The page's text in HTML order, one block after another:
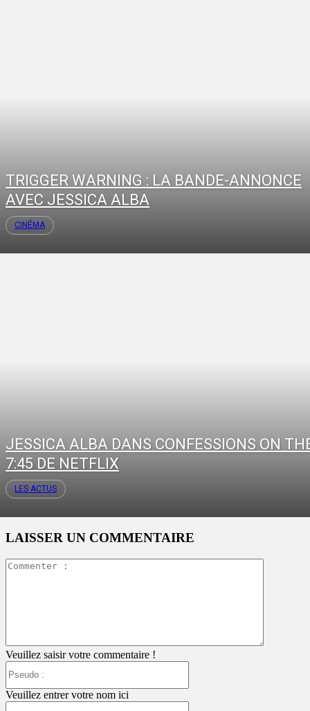
TRIGGER WARNING : LA BANDE-ANNONCE
AVEC JESSICA ALBA
CINÉMA
JESSICA ALBA DANS CONFESSIONS ON
7:45 DE NETFLIX
LES ACTUS
LAISSER UN COMMENTAIRE
Veuillez saisir votre commentaire !
Veuillez entrer votre nom ici